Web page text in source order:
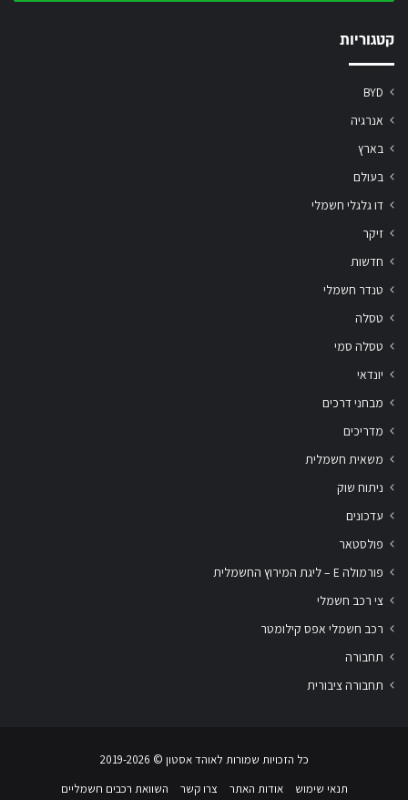
קטגוריות
BYD
אנרגיה
בארץ
בעולם
דו גלגלי חשמלי
זיקר
חדשות
טנדר חשמלי
טסלה
טסלה סמי
יונדאי
מבחני דרכים
מדריכים
משאית חשמלית
ניתוח שוק
עדכונים
פולסטאר
פורמולה E – ליגת המירוץ החשמלית
צי רכב חשמלי
רכב חשמלי אפס קילומטר
תחבורה
תחבורה ציבורית
כל הזכויות שמורות לאוהד אסטון ‏© 2019-2026
תנאי שימוש
אודות האתר צרו קשר השוואת רכבים חשמליים
צריך עזרה? התחל